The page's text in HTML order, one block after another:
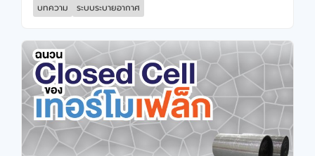
บทความ ระบบระบายอากาศ